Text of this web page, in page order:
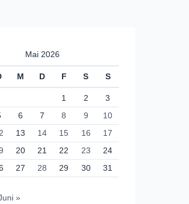
Mai 2026
M D F S S
1 2
3
6 7 8 9
10
13 14 15 16
17
20 21 22 23
24
27 28 29 30 31
»